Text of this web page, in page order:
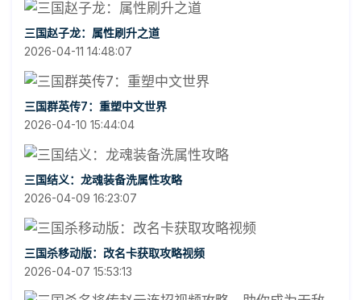
三国赵子龙：属性刷升之道
2026-04-11 14:48:07
三国群英传7：重塑中文世界
2026-04-10 15:44:04
三国结义：龙魂装备洗属性攻略
2026-04-09 16:23:07
三国杀移动版：改名卡获取攻略视频
2026-04-07 15:53:13